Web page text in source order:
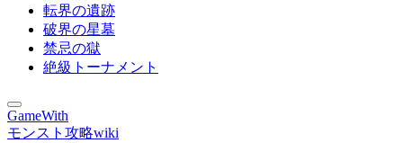
転界の遺跡
破界の星墓
禁忌の獄
絶級トーナメント
GameWith
モンスト攻略wiki